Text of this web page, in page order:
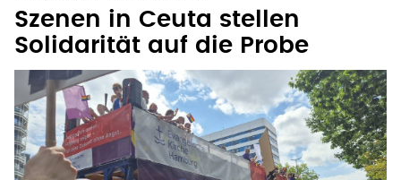
Szenen in Ceuta stellen
Solidarität auf die Probe